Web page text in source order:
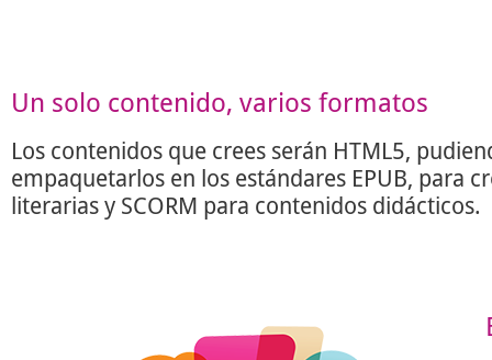
Un solo contenido, varios formatos
Los contenidos que crees serán HTML5,
empaquetarlos en los estándares EPUB, para
literarias y SCORM para contenidos didácticos.